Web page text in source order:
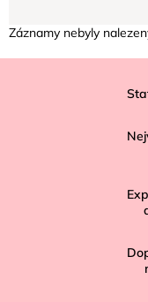
Záznamy nebyly